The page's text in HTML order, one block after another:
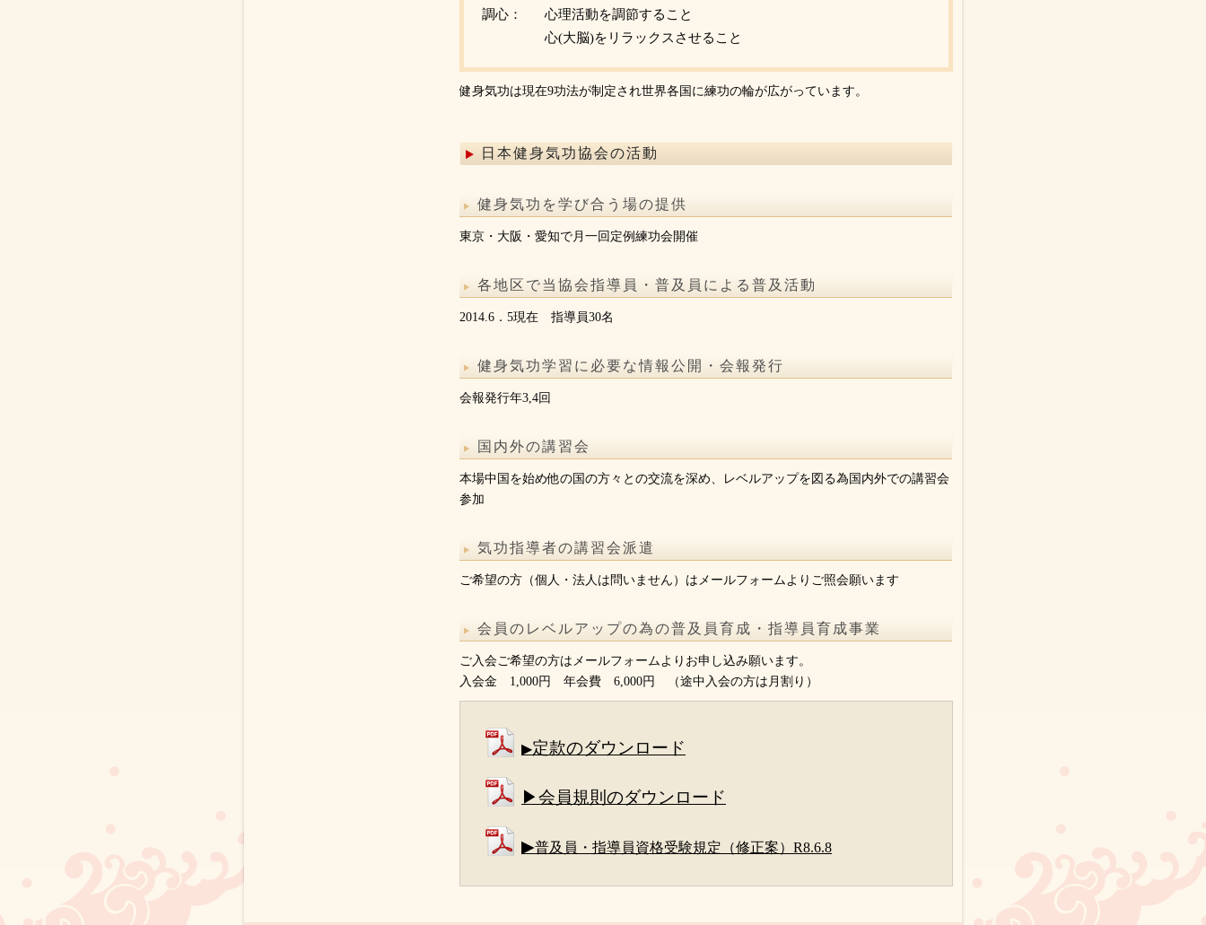
調心：
心理活動を調節すること
心(大脳)をリラックスさせること
健身気功は現在9功法が制定され世界各国に練功の輪が広がっています。
日本健身気功協会の活動
健身気功を学び合う場の提供
東京・大阪・愛知で月一回定例練功会開催
各地区で当協会指導員・普及員による普及活動
2014.6．5現在 指導員30名
健身気功学習に必要な情報公開・会報発行
会報発行年3,4回
国内外の講習会
本場中国を始め他の国の方々との交流を深め、レベルアップを図る為国内外での講習会
参加
気功指導者の講習会派遣
ご希望の方（個人・法人は問いません）はメールフォームよりご照会願います
会員のレベルアップの為の普及員育成・指導員育成事業
ご入会ご希望の方はメールフォームよりお申し込み願います。
入会金 1,000円 年会費 6,000円 （途中入会の方は月割り）
▶定款のダウンロード
▶会員規則のダウンロード
▶普及員・指導員資格受験規定（修正案）R8.6.8